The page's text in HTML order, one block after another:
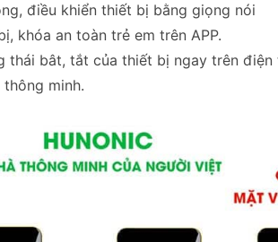
điều khiển thiết bị bằng giọng nói
khóa an toàn trẻ em trên APP.
thái bât, tắt của thiết bị ngay trên điện
thông minh.